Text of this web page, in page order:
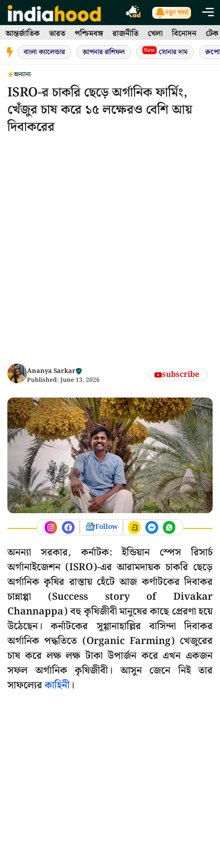
Skip
to
content
নতুন খবর
আন্তর্জাতিক ভারত পশ্চিমবঙ্গ রাজনীতি খেলা বিনোদন টেক
বাংলা ক্যালেন্ডার আপনার রাশিফল New সোনার দাম
অন্যান্য
ISRO-র চাকরি ছেড়ে অর্গানিক ফার্মিং,
খেঁজুর চাষ করে ১৫ লক্ষেরও বেশি আয়
দিবাকরের
Ananya Sarkar
Published: June 13, 2026 subscribe
Follow
অনন্যা সরকার, কর্নাটক: ইন্ডিয়ান স্পেস রিসার্চ
অর্গানাইজেশন (ISRO)-এর আরামদায়ক চাকরি ছেড়ে
অর্গানিক কৃষির রাস্তায় হেঁটে আজ কর্ণাটকের দিবাকর
চান্নাপ্পা (Success story of Divakar
Channappa) বহু কৃষিজীবী মানুষের কাছে প্রেরণা হয়ে
উঠেছেন। কর্নাটকের সুগ্গানাহাল্লির বাসিন্দা দিবাকর
অর্গানিক পদ্ধতিতে (Organic Farming) খেজুরের
চাষ করেলক্ষ লক্ষটাকা উপার্জন করে এখন একজন
সফল অর্গানিক কৃষিজীবী। আসুন জেনে নিই তার
সাফল্যেরকাহিনী।